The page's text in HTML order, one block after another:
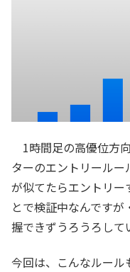
1時間足の高優位方
ターのエントリール
が似てたらエントリ
とで検証中なんです
握できずうろうろして
今回は、こんなルール